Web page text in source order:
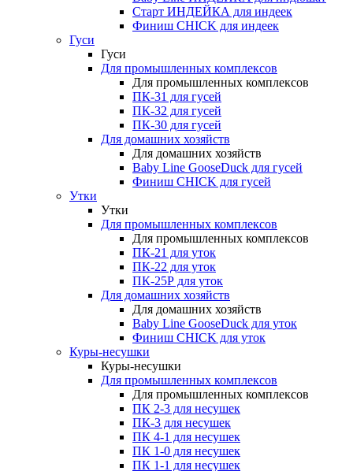
Старт ИНДЕЙКА для индеек
Финиш CHICK для индеек
Гуси
Гуси
Для промышленных комплексов
Для промышленных комплексов
ПК-31 для гусей
ПК-32 для гусей
ПК-30 для гусей
Для домашних хозяйств
Для домашних хозяйств
Baby Line GooseDuck для гусей
Финиш CHICK для гусей
Утки
Утки
Для промышленных комплексов
Для промышленных комплексов
ПК-21 для уток
ПК-22 для уток
ПК-25Р для уток
Для домашних хозяйств
Для домашних хозяйств
Baby Line GooseDuck для уток
Финиш CHICK для уток
Куры-несушки
Куры-несушки
Для промышленных комплексов
Для промышленных комплексов
ПК 2-3 для несушек
ПК-3 для несушек
ПК 4-1 для несушек
ПК 1-0 для несушек
ПК 1-1 для несушек